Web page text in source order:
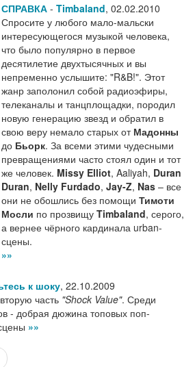
СПРАВКА - Timbaland, 02.02.2010
Спросите у любого мало-мальски
интересующегося музыкой человека,
что было популярно в первое
десятилетие двухтысячных и вы
непременно услышите: "R&B!". Этот
жанр заполонил собой радиоэфиры,
телеканалы и танцплощадки, породил
новую генерацию звезд и обратил в
свою веру немало старых от Мадонны
до Бьорк. За всеми этими чудесными
превращениями часто стоял один и тот
же человек. Missy Elliot, Aaliyah, Duran
Duran, Nelly Furdado, Jay-Z, Nas – все
они не обошлись без помощи Тимоти
Мосли по прозвищу Timbaland, серого,
а вернее чёрного кардинала urban-
сцены.
»»
к шоку, 22.10.2009
часть "Shock Value". Среди
- добрая дюжина топовых поп-
»»